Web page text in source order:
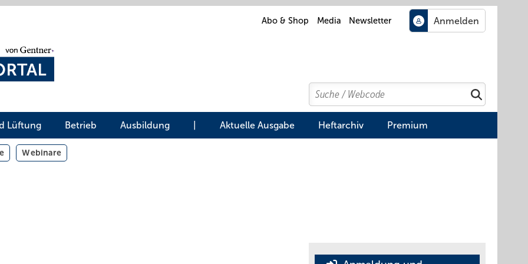
Abo & Shop Media Newsletter
Search
Suchen
Lüftung Betrieb Ausbildung Aktuelle Ausgabe Heftarchiv Premium
Webinare